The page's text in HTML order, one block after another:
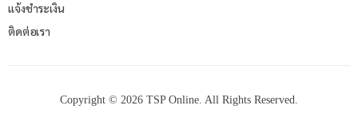
แจ้งชำระเงิน
ติดต่อเรา
Copyright © 2026 TSP Online. All Rights Reserved.